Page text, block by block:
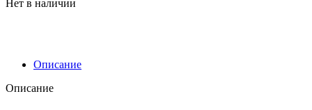
Нет в наличии
Описание
Описание